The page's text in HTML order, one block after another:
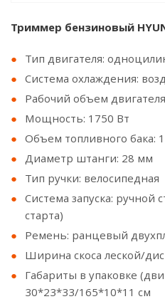
Триммер бензиновый
Тип двигателя:
Система охлаждения:
Рабочий объем
Мощность: 1750 Вт
Объем топливного бака:
Диаметр штанги: 28 мм
Тип ручки: велосипедная
Система запуска: ручной
старта)
Ремень: ранцевый
Ширина скоса леской/
Габариты в упаковке
30*23*33/165*10*11 см